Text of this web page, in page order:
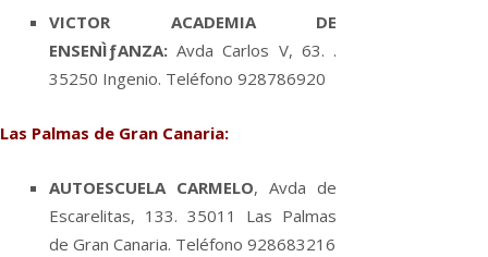
VICTOR ACADEMIA DE
ENSENÌƒANZA: Avda Carlos V, 63. .
35250 Ingenio. Teléfono 928786920
Las Palmas de Gran Canaria:
AUTOESCUELA CARMELO, Avda de
Escarelitas, 133. 35011 Las Palmas
de Gran Canaria. Teléfono 928683216